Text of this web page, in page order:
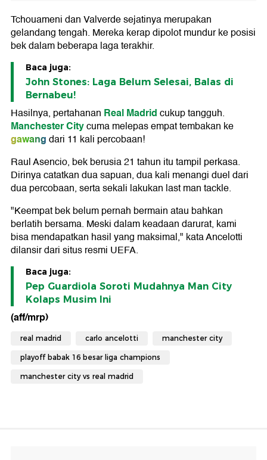
Tchouameni dan Valverde sejatinya merupakan
gelandang tengah. Mereka kerap dipolot mundur ke posisi
bek dalam beberapa laga terakhir.
Baca juga:
John Stones: Laga Belum Selesai, Balas di
Bernabeu!
Hasilnya, pertahanan Real Madridcukup tangguh.
Manchester Citycuma melepas empat tembakan ke
gawangdari 11 kali percobaan!
Raul Asencio, bek berusia 21 tahun itu tampil perkasa.
Dirinya catatkan dua sapuan, dua kali menangi duel dari
dua percobaan, serta sekali lakukan last man tackle.
"Keempat bek belum pernah bermain atau bahkan
berlatih bersama. Meski dalam keadaan darurat, kami
bisa mendapatkan hasil yang maksimal," kata Ancelotti
dilansir dari situs resmi UEFA.
Baca juga:
Pep Guardiola Soroti Mudahnya Man City
Kolaps Musim Ini
(aff/mrp)
real madrid carlo ancelotti manchester city
playoff babak 16 besar liga champions
manchester city vs real madrid